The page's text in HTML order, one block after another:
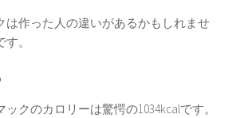
は作った人の違いがあるかもしれませ
。
クのカロリーは驚愕の1034kcalです。